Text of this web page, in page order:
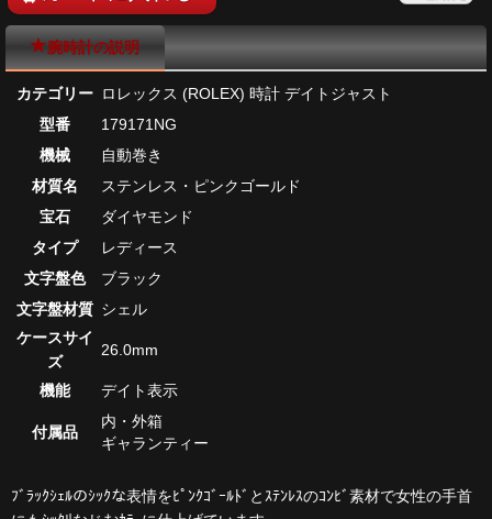
腕時計の説明
カテゴリー ロレックス (ROLEX) 時計 デイトジャスト
型番
179171NG
機械
自動巻き
材質名
ステンレス・ピンクゴールド
宝石
ダイヤモンド
タイプ
レディース
文字盤色
ブラック
文字盤材質 シェル
ケースサイ
ズ
26.0mm
機能 デイト表示
付属品
内・外箱
ギャランティー
ﾌﾞﾗｯｸｼｪﾙのｼｯｸな表情をﾋﾟﾝｸｺﾞｰﾙﾄﾞとｽﾃﾝﾚｽのｺﾝﾋﾞ素材で女性の手首